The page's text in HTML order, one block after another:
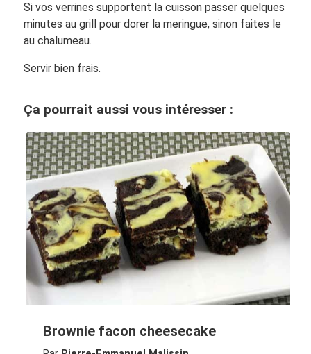
Si vos verrines supportent la cuisson passer quelques
minutes au grill pour dorer la meringue, sinon faites le
au chalumeau.
Servir bien frais.
Ça pourrait aussi vous intéresser :
Brownie facon cheesecake